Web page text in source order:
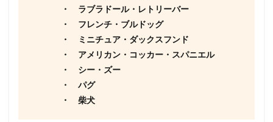
・ ラブラドール・レトリーバー
・ フレンチ・ブルドッグ
・ ミニチュア・ダックスフンド
・ アメリカン・コッカー・スパニエル
・ シー・ズー
・ パグ
・ 柴犬